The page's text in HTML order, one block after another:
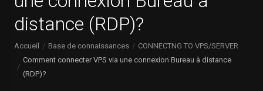
distance (RDP)?
Accueil Base de connaissances
CONNECTNG TO VPS/SERVER
Comment connecter VPS via une connexion Bureau à distance
(RDP)?